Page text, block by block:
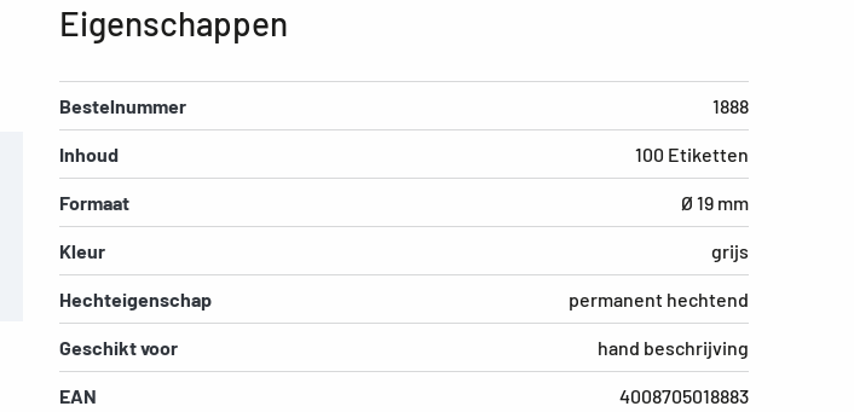
Eigenschappen
Bestelnummer 1888
Inhoud 100 Etiketten
Formaat Ø 19 mm
Kleur grijs
Hechteigenschap permanent hechtend
Geschikt voor hand beschrijving
EAN 4008705018883